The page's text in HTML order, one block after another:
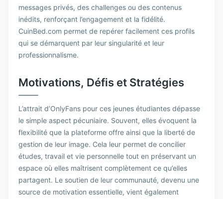
messages privés, des challenges ou des contenus
inédits, renforçant l’engagement et la fidélité.
CuinBed.com permet de repérer facilement ces profils
qui se démarquent par leur singularité et leur
professionnalisme.
Motivations, Défis et Stratégies
L’attrait d’OnlyFans pour ces jeunes étudiantes dépasse
le simple aspect pécuniaire. Souvent, elles évoquent la
flexibilité que la plateforme offre ainsi que la liberté de
gestion de leur image. Cela leur permet de concilier
études, travail et vie personnelle tout en préservant un
espace où elles maîtrisent complètement ce qu’elles
partagent. Le soutien de leur communauté, devenu une
source de motivation essentielle, vient également